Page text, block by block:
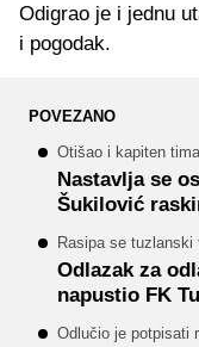
Odigrao je i jednu
i pogodak.
POVEZANO
Otišao i kapiten tima
Nastavlja se
Šukilović
Rasipa se tuzlanski
Odlazak za
napustio FK
Odlučio je potpisati